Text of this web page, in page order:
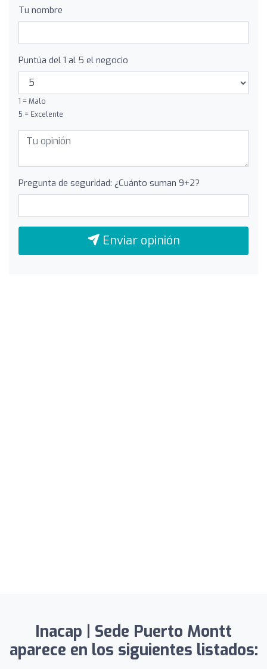
Tu nombre
Puntúa del 1 al 5 el negocio
1 = Malo
5 = Excelente
Pregunta de seguridad: ¿Cuánto suman 9+2?
Enviar opinión
Inacap | Sede Puerto Montt
aparece en los siguientes listados: